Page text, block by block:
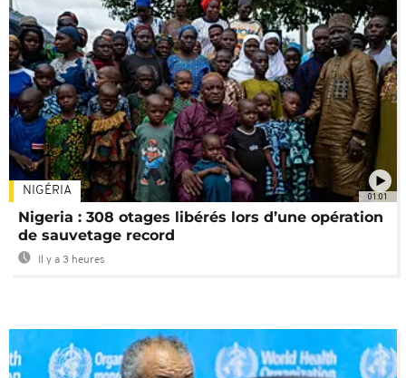
01:01
NIGÉRIA
Nigeria : 308 otages libérés lors d’une opération
de sauvetage record
Il y a 3 heures